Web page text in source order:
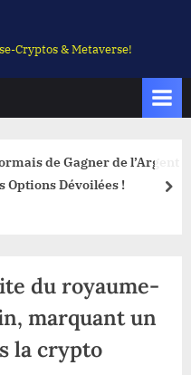
Cryptos & Metaverse!
de Gagner de l’Argent
Options Dévoilées !
du royaume-
marquant un
la crypto